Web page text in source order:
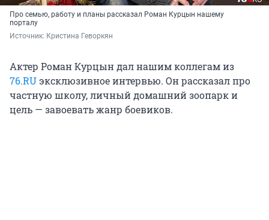
Про семью, работу и планы рассказал Роман Курцын нашему
порталу
Источник: Кристина Геворкян
Актер Роман Курцын дал нашим коллегам из
76.RUэксклюзивное интервью. Он рассказал про
частную школу, личный домашний зоопарк и
цель — завоевать жанр боевиков.